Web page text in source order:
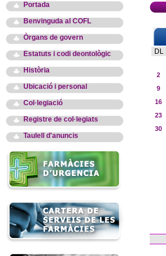
Portada
Benvinguda al COFL
Òrgans de govern
Estatuts i codi deontològic
Història
Ubicació i personal
Col·legiació
Registre de col·legiats
Taulell d'anuncis
DL
2
9
16
23
30